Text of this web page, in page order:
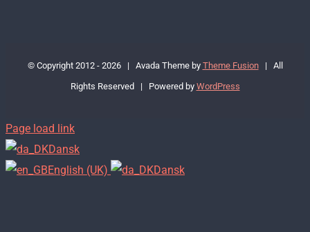
© Copyright 2012 - 2026 | Avada Theme by Theme Fusion| All
Rights Reserved | Powered by WordPress
Page load link
Dansk
English (UK)
Dansk